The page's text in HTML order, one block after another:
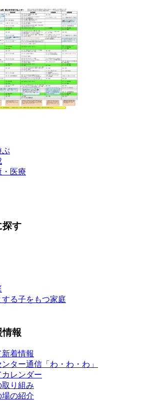
ぶ
医療
探す
る子をもつ家庭
情報
着情報
ター通信「わ・わ・わ」
レンダー
り組み
の紹介